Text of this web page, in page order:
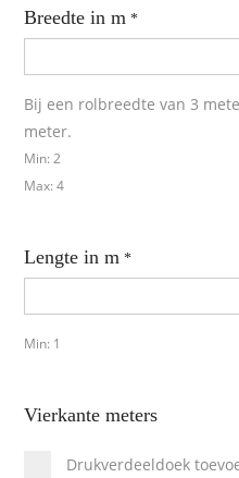
Breedte in m *
Bij een rolbreedte van 3
meter.
Min: 2
Max: 4
Lengte in m *
Min: 1
Vierkante meters
Drukverdeeldoek